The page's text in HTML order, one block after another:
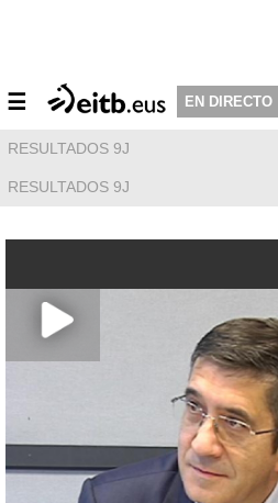
☰ EN DIRECTO
RESULTADOS 9J
RESULTADOS 9J